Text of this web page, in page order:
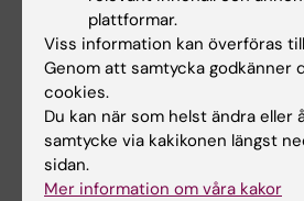
Enligt Sveriges förenade
studentkårer (SFS) behöver
alla studenter få rätt…
plattformar.
Viss information kan överföras
Genom att samtycka godkänner
cookies.
Du kan när som helst ändra eller
samtycke via kakikonen längst
sidan.
Mer information om våra kakor